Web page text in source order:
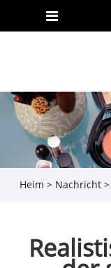
Heim > Nachricht>